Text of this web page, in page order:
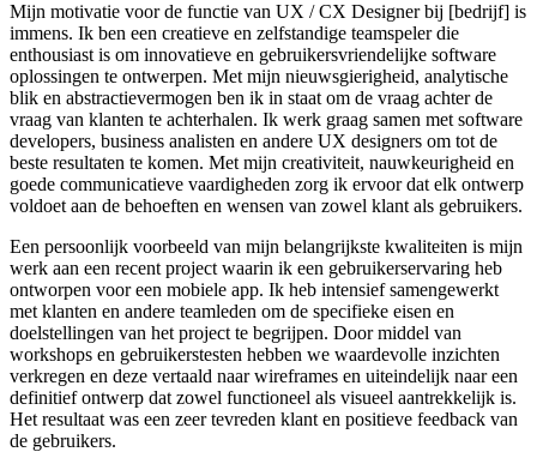
Mijn motivatie voor de functie van UX / CX Designer bij [bedrijf] is
immens. Ik ben een creatieve en zelfstandige teamspeler die
enthousiast is om innovatieve en gebruikersvriendelijke software
oplossingen te ontwerpen. Met mijn nieuwsgierigheid, analytische
blik en abstractievermogen ben ik in staat om de vraag achter de
vraag van klanten te achterhalen. Ik werk graag samen met software
developers, business analisten en andere UX designers om tot de
beste resultaten te komen. Met mijn creativiteit, nauwkeurigheid en
goede communicatieve vaardigheden zorg ik ervoor dat elk ontwerp
voldoet aan de behoeften en wensen van zowel klant als gebruikers.
Een persoonlijk voorbeeld van mijn belangrijkste kwaliteiten is mijn
werk aan een recent project waarin ik een gebruikerservaring heb
ontworpen voor een mobiele app. Ik heb intensief samengewerkt
met klanten en andere teamleden om de specifieke eisen en
doelstellingen van het project te begrijpen. Door middel van
workshops en gebruikerstesten hebben we waardevolle inzichten
verkregen en deze vertaald naar wireframes en uiteindelijk naar een
definitief ontwerp dat zowel functioneel als visueel aantrekkelijk is.
Het resultaat was een zeer tevreden klant en positieve feedback van
de gebruikers.